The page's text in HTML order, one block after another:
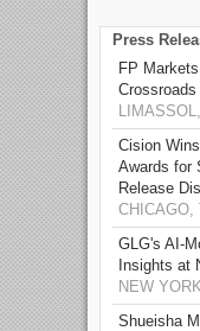
Press
FP
Cision
Awards for
Release
CHICAGO,
GLG's AI-
Insights at
NEW
Shueisha